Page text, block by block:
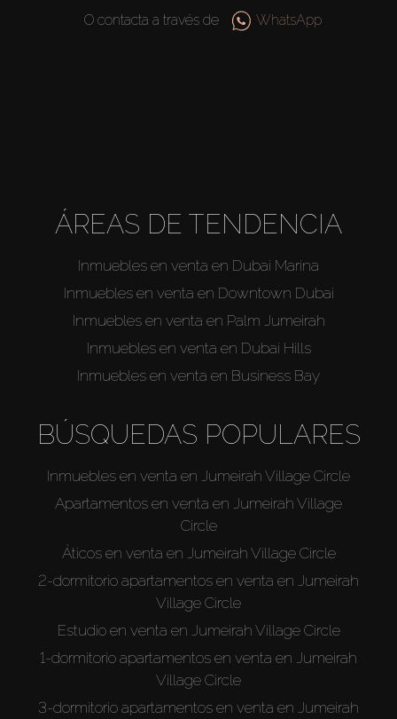
O contacta a través de WhatsApp
ÁREAS DE TENDENCIA
Inmuebles en venta en Dubai Marina
Inmuebles en venta en Downtown Dubai
Inmuebles en venta en Palm Jumeirah
Inmuebles en venta en Dubai Hills
Inmuebles en venta en Business Bay
BÚSQUEDAS POPULARES
Inmuebles en venta en Jumeirah Village Circle
Apartamentos en venta en Jumeirah Village
Circle
Áticos en venta en Jumeirah Village Circle
2-dormitorio apartamentos en venta en Jumeirah
Village Circle
Estudio en venta en Jumeirah Village Circle
1-dormitorio apartamentos en venta en Jumeirah
Village Circle
3-dormitorio apartamentos en venta en Jumeirah